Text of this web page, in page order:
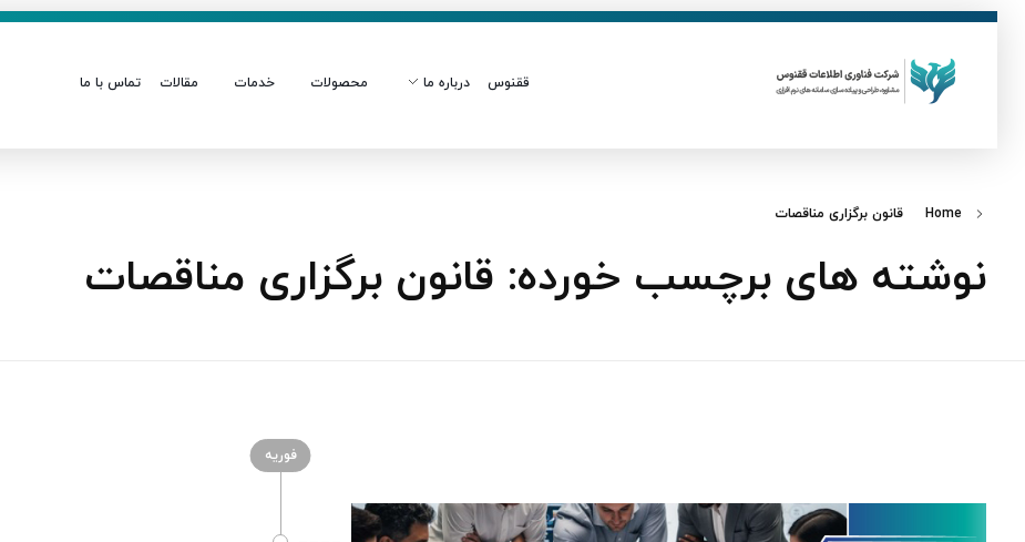
ققنوس درباره ما محصولات خدمات مقالات تماس با ما
Home قانون برگزاری مناقصات
نوشته های برچسب خورده: قانون برگزاری مناقصات
فوریه